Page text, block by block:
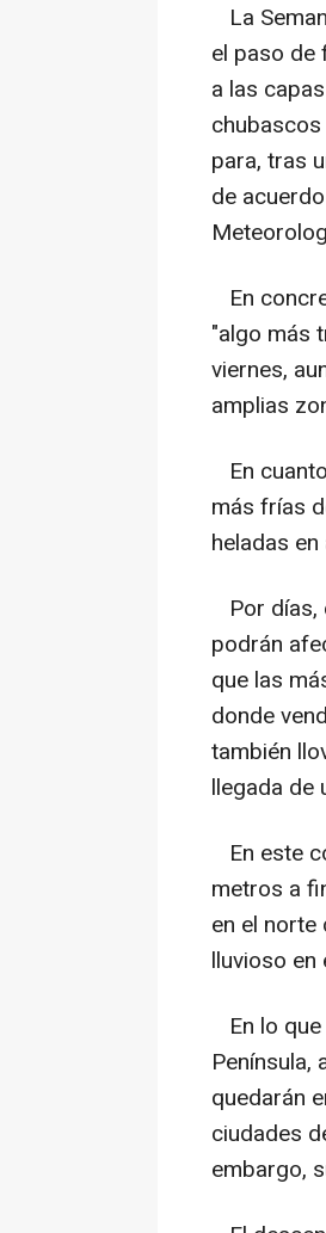
La
el paso de
a las
para, tras
de
En
"algo más
viernes,
amplias
En
más frías
heladas
Por días,
podrán
que las
donde
también
llegada de
En este
metros a
en el norte
lluvioso
En lo
Península,
quedarán
ciudades
embargo,